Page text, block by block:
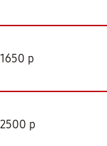
1650 р
2500 р